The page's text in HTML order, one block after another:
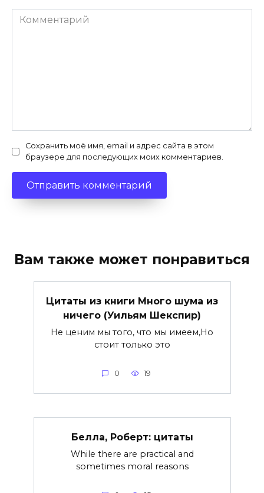
Комментарий
Сохранить моё имя, email и адрес сайта в этом
браузере для последующих моих комментариев.
Вам также может понравиться
Цитаты из книги Много шума из
ничего (Уильям Шекспир)
Не ценим мы того, что мы имеем,Но
стоит только это
0 19
Белла, Роберт: цитаты
While there are practical and
sometimes moral reasons